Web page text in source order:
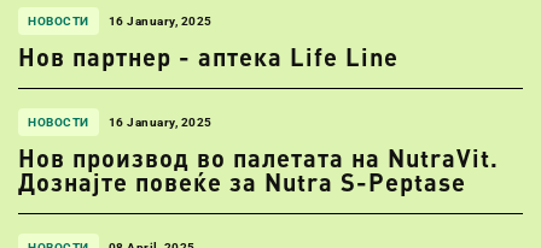
НОВОСТИ 16 January, 2025
Нов партнер - аптека Life Line
НОВОСТИ 16 January, 2025
Нов производ во палетата на NutraVit.
Дознајте повеќе за Nutra S-Peptase